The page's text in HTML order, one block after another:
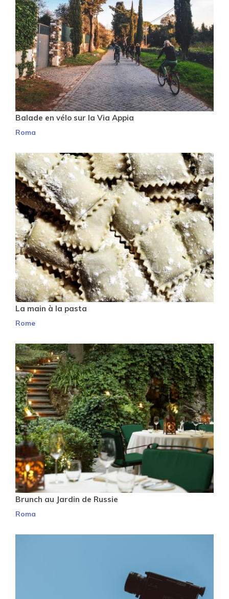
Balade en vélo sur la Via Appia
Roma
La main à la pasta
Rome
Brunch au Jardin de Russie
Roma